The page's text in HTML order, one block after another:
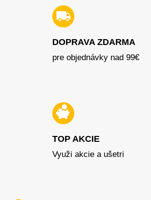
DOPRAVA ZDARMA
pre objednávky nad 99€
TOP AKCIE
Využi akcie a ušetri